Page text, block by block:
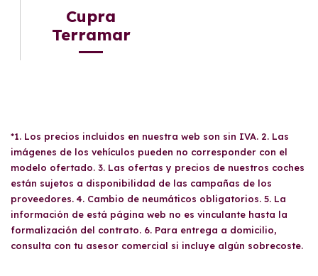
Cupra
Terramar
*1. Los precios incluidos en nuestra web son sin IVA. 2. Las
imágenes de los vehículos pueden no corresponder con el
modelo ofertado. 3. Las ofertas y precios de nuestros coches
están sujetos a disponibilidad de las campañas de los
proveedores. 4. Cambio de neumáticos obligatorios. 5. La
información de está página web no es vinculante hasta la
formalización del contrato. 6. Para entrega a domicilio,
consulta con tu asesor comercial si incluye algún sobrecoste.